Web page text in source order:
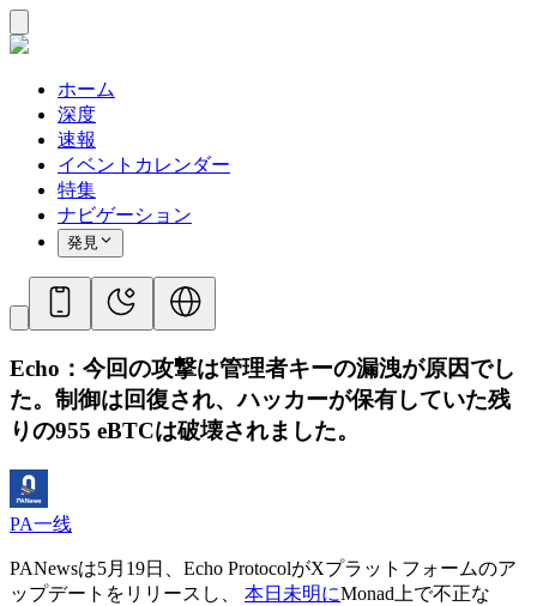
ホーム
深度
速報
イベントカレンダー
特集
ナビゲーション
発見
Echo：今回の攻撃は管理者キーの漏洩が原因でし
た。制御は回復され、ハッカーが保有していた残
りの955 eBTCは破壊されました。
PA一线
PANewsは5月19日、Echo ProtocolがXプラットフォームのア
ップデートをリリースし、 本日未明にMonad上で不正な